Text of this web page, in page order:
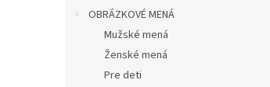
OBRÁZKOVÉ MENÁ
Mužské mená
Ženské mená
Pre deti